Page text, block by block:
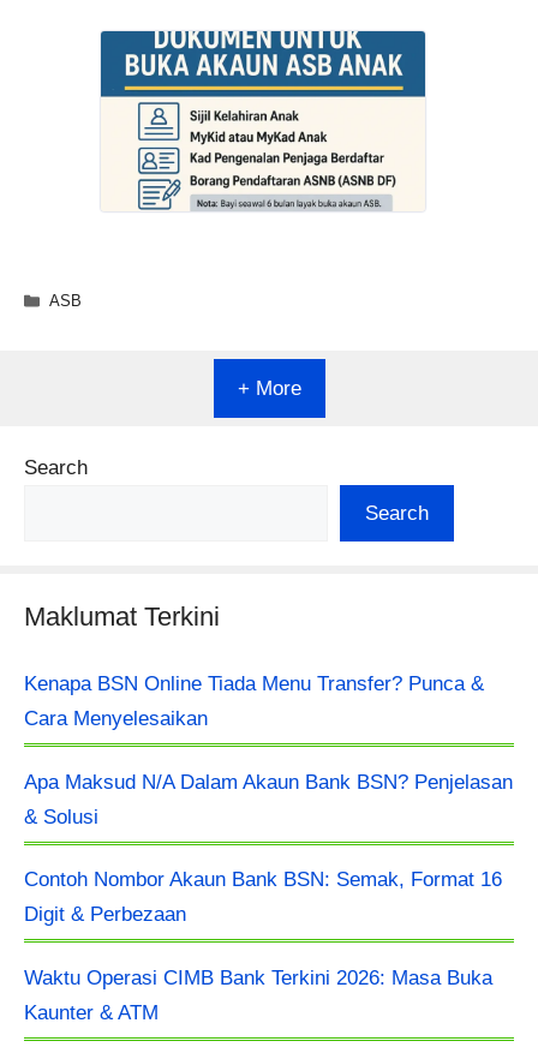
Categories
ASB
+ More
Search
Search
Maklumat Terkini
Kenapa BSN Online Tiada Menu Transfer? Punca &
Cara Menyelesaikan
Apa Maksud N/A Dalam Akaun Bank BSN? Penjelasan
& Solusi
Contoh Nombor Akaun Bank BSN: Semak, Format 16
Digit & Perbezaan
Waktu Operasi CIMB Bank Terkini 2026: Masa Buka
Kaunter & ATM